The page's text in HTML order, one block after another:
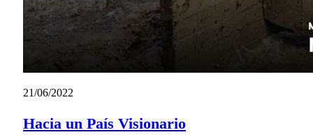
21/06/2022
Hacia un País Visionario